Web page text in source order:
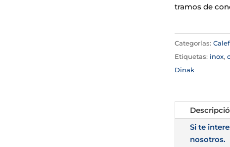
tramos de
Categorías:
Etiquetas: inox,
Dinak
Si te
nosotros.